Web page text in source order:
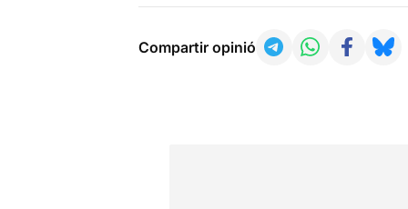
Compartir opinió